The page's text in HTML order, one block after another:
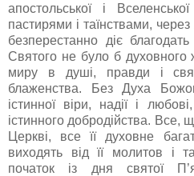
апостольської і
пастирями і таїнствами,
безперестанно діє
Святого не було б
миру в душі, правди і
блаженства. Без Духа
істинної віри, надії і
істинного добродійства. Все,
Церкві, все її духовне
виходять від її молитов і
початок із дня святої